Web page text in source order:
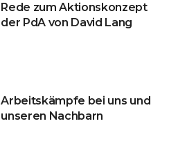
Rede zum Aktionskonzept
der PdA von David Lang
Arbeitskämpfe bei uns und
unseren Nachbarn